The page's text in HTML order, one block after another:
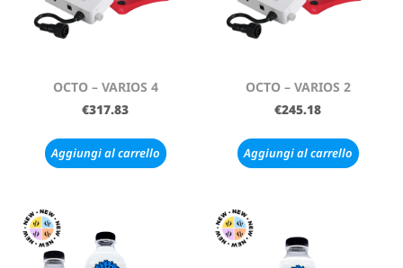
OCTO – VARIOS 4
€317.83
Aggiungi al carrello
OCTO – VARIOS 2
€245.18
Aggiungi al carrello